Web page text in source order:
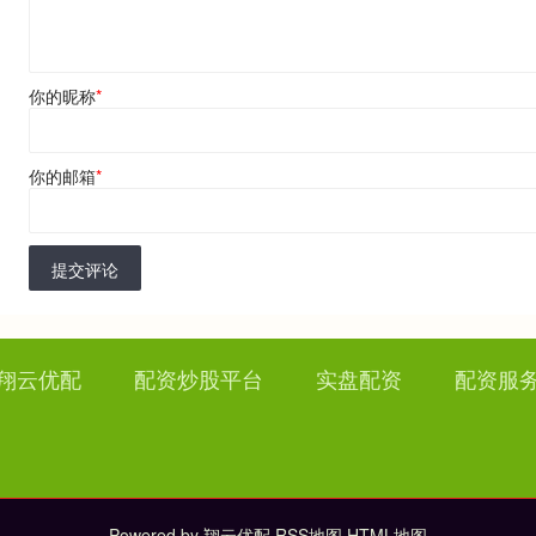
你的昵称*
你的邮箱*
提交评论
云优配 配资炒股平台 实盘配资 配资服